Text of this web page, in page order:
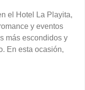
el Hotel La Playita,
y eventos
más escondidos y
En esta ocasión,